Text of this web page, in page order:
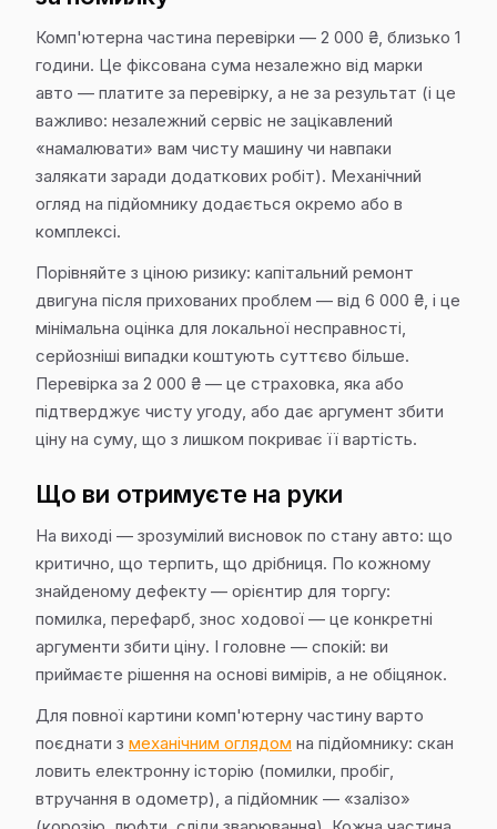
Комп'ютерна частина перевірки — 2 000 ₴, близько 1
години. Це фіксована сума незалежно від марки
авто — платите за перевірку, а не за результат (і це
важливо: незалежний сервіс не зацікавлений
«намалювати» вам чисту машину чи навпаки
залякати заради додаткових робіт). Механічний
огляд на підйомнику додається окремо або в
комплексі.
Порівняйте з ціною ризику: капітальний ремонт
двигуна після прихованих проблем — від 6 000 ₴, і це
мінімальна оцінка для локальної несправності,
серйозніші випадки коштують суттєво більше.
Перевірка за 2 000 ₴ — це страховка, яка або
підтверджує чисту угоду, або дає аргумент збити
ціну на суму, що з лишком покриває її вартість.
Що ви отримуєте на руки
На виході — зрозумілий висновок по стану авто: що
критично, що терпить, що дрібниця. По кожному
знайденому дефекту — орієнтир для торгу:
помилка, перефарб, знос ходової — це конкретні
аргументи збити ціну. І головне — спокій: ви
приймаєте рішення на основі вимірів, а не обіцянок.
Для повної картини комп'ютерну частину варто
поєднати з механічним оглядом на підйомнику: скан
ловить електронну історію (помилки, пробіг,
втручання в одометр), а підйомник — «залізо»